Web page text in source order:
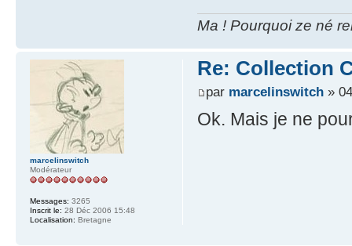
Ma ! Pourquoi ze né
Re: Collection
par marcelinswitch»
Ok. Mais je ne
marcelinswitch
Modérateur
Messages: 3265
Inscrit le: 28 Déc 2006 15:48
Localisation: Bretagne